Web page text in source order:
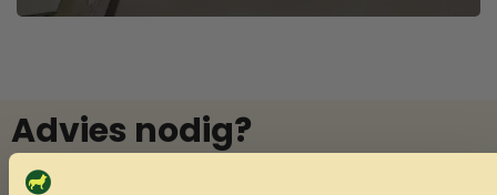
Advies nodig?
Vraag het Menno